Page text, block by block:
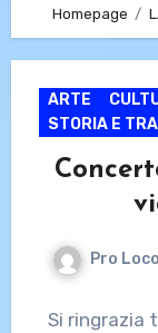
Homepage
ARTE
STORIA E
Pro
Si ringrazia